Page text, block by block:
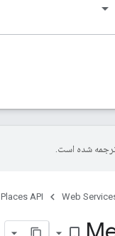
شده است.
Web
Places API